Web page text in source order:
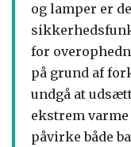
og lamper er
for
på grund af
undgå at
ekstrem
påvirke både